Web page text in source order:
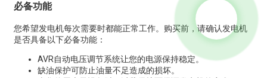
必备功能
您希望发电机每次需要时都能正常工作。购买前，请确认发电机
是否具备以下必备功能：
AVR自动电压调节系统让您的电源保持稳定。
缺油保护可防止油量不足造成的损坏。